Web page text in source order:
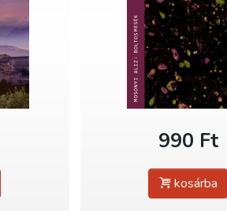
990 Ft
kosárba